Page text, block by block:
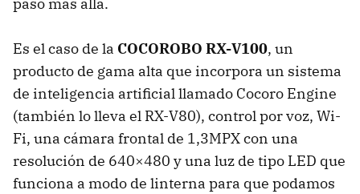
paso más allá.
Es el caso de la COCOROBO RX-V100, un
producto de gama alta que incorpora un sistema
de inteligencia artificial llamado Cocoro Engine
(también lo lleva el RX-V80), control por voz, Wi-
Fi, una cámara frontal de 1,3MPX con una
resolución de 640×480 y una luz de tipo LED que
funciona a modo de linterna para que podamos